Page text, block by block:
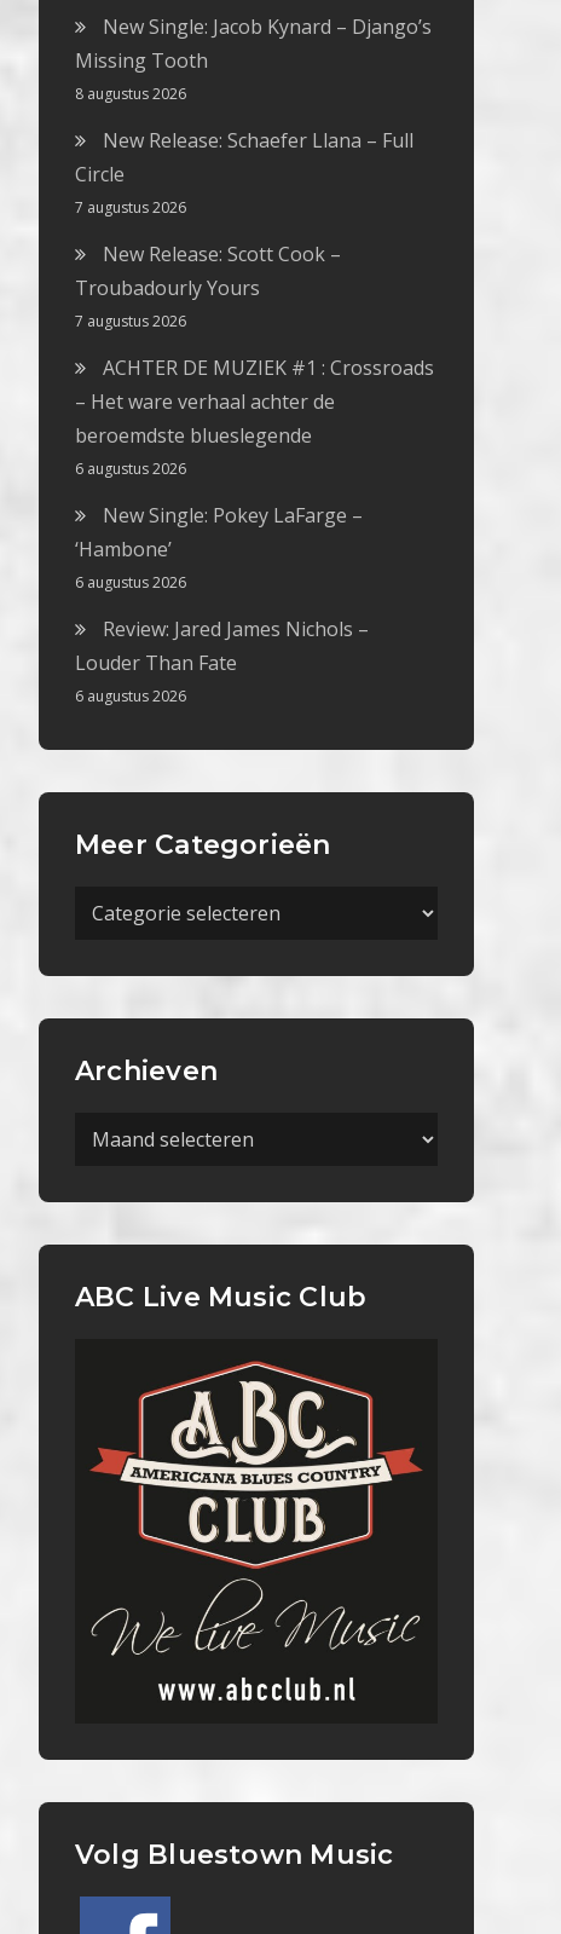
New Single: Jacob Kynard – Django’s
Missing Tooth
8 augustus 2026
New Release: Schaefer Llana – Full
Circle
7 augustus 2026
New Release: Scott Cook –
Troubadourly Yours
7 augustus 2026
ACHTER DE MUZIEK #1 : Crossroads
– Het ware verhaal achter de
beroemdste blueslegende
6 augustus 2026
New Single: Pokey LaFarge –
‘Hambone’
6 augustus 2026
Review: Jared James Nichols –
Louder Than Fate
6 augustus 2026
Meer Categorieën
Meer
Archieven
Archieven
ABC Live Music Club
Volg Bluestown Music